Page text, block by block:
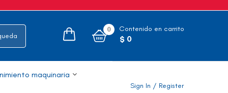
Cotizaciones
0 Contenido en carrito
$ 0
maquinaria
Sign In / Register